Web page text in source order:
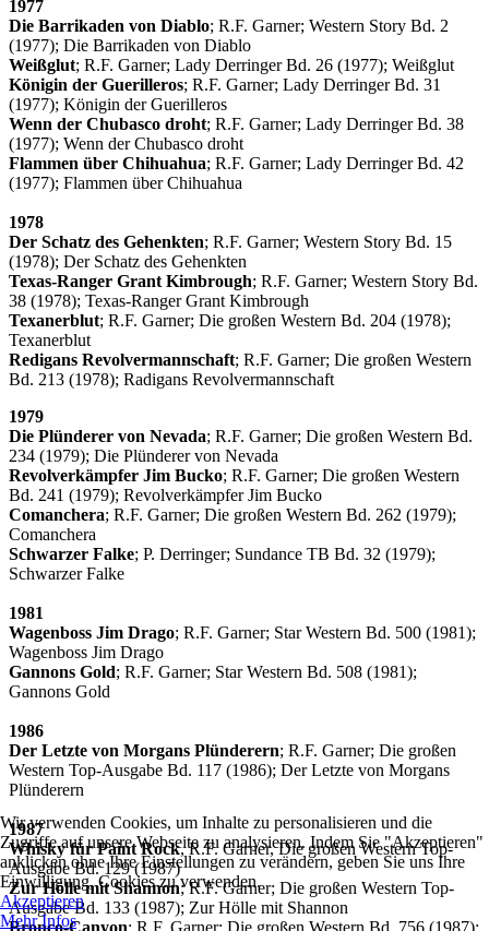
1977
Die Barrikaden von Diablo; R.F. Garner; Western Story Bd. 2
(1977); Die Barrikaden von Diablo
Weißglut; R.F. Garner; Lady Derringer Bd. 26 (1977); Weißglut
Königin der Guerilleros; R.F. Garner; Lady Derringer Bd. 31
(1977); Königin der Guerilleros
Wenn der Chubasco droht; R.F. Garner; Lady Derringer Bd. 38
(1977); Wenn der Chubasco droht
Flammen über Chihuahua; R.F. Garner; Lady Derringer Bd. 42
(1977); Flammen über Chihuahua
1978
Der Schatz des Gehenkten; R.F. Garner; Western Story Bd. 15
(1978); Der Schatz des Gehenkten
Texas-Ranger Grant Kimbrough; R.F. Garner; Western Story Bd.
38 (1978); Texas-Ranger Grant Kimbrough
Texanerblut; R.F. Garner; Die großen Western Bd. 204 (1978);
Texanerblut
Redigans Revolvermannschaft; R.F. Garner; Die großen Western
Bd. 213 (1978); Radigans Revolvermannschaft
1979
Die Plünderer von Nevada; R.F. Garner; Die großen Western Bd.
234 (1979); Die Plünderer von Nevada
Revolverkämpfer Jim Bucko; R.F. Garner; Die großen Western
Bd. 241 (1979); Revolverkämpfer Jim Bucko
Comanchera; R.F. Garner; Die großen Western Bd. 262 (1979);
Comanchera
Schwarzer Falke; P. Derringer; Sundance TB Bd. 32 (1979);
Schwarzer Falke
1981
Wagenboss Jim Drago; R.F. Garner; Star Western Bd. 500 (1981);
Wagenboss Jim Drago
Gannons Gold; R.F. Garner; Star Western Bd. 508 (1981);
Gannons Gold
1986
Der Letzte von Morgans Plünderern; R.F. Garner; Die großen
Western Top-Ausgabe Bd. 117 (1986); Der Letzte von Morgans
Plünderern
1987
Whisky für Paint Rock, R.F. Garner, Die großen Western Top-
Ausgabe Bd. 129 (1987)
Zur Hölle mit Shannon; R.F. Garner; Die großen Western Top-
Ausgabe Bd. 133 (1987); Zur Hölle mit Shannon
Bronco-Canyon; R.F. Garner; Die großen Western Bd. 756 (1987);
Wir verwenden Cookies, um Inhalte zu personalisieren und die
Zugriffe auf unsere Webseite zu analysieren. Indem Sie "Akzeptieren"
anklicken ohne Ihre Einstellungen zu verändern, geben Sie uns Ihre
Einwilligung, Cookies zu verwenden.
Akzeptieren
Mehr Infos